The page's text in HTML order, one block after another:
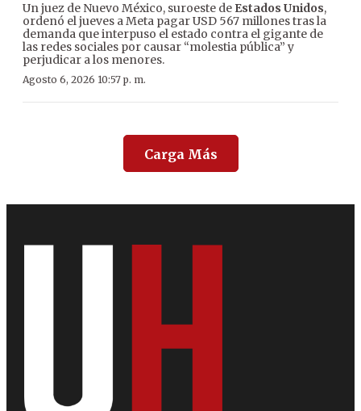
Un juez de Nuevo México, suroeste de Estados Unidos,
ordenó el jueves a Meta pagar USD 567 millones tras la
demanda que interpuso el estado contra el gigante de
las redes sociales por causar “molestia pública” y
perjudicar a los menores.
Agosto 6, 2026 10:57 p. m.
Carga Más